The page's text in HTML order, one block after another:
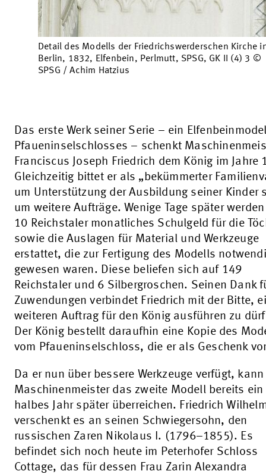
Detail des Modells der Friedrichswerderschen Kirche
Berlin, 1832, Elfenbein, Perlmutt, SPSG, GK II (4) 3 ©
SPSG / Achim Hatzius
Das erste Werk seiner Serie – ein
Pfaueninselschlosses – schenkt
Franciscus Joseph Friedrich dem König im Jahre
Gleichzeitig bittet er als „bekümmerter
um Unterstützung der Ausbildung seiner Kinder
um weitere Aufträge. Wenige Tage später
10 Reichstaler monatliches Schulgeld für die
sowie die Auslagen für Material und Werkzeuge
erstattet, die zur Fertigung des Modells
gewesen waren. Diese beliefen sich auf 149
Reichstaler und 6 Silbergroschen. Seinen Dank
Zuwendungen verbindet Friedrich mit der Bitte,
weiteren Auftrag für den König ausführen zu
Der König bestellt daraufhin eine Kopie des
vom Pfaueninselschloss, die er als Geschenk
Da er nun über bessere Werkzeuge verfügt, kann
Maschinenmeister das zweite Modell bereits ein
halbes Jahr später überreichen. Friedrich
verschenkt es an seinen Schwiegersohn, den
russischen Zaren Nikolaus I. (1796–1855). Es
befindet sich noch heute im Peterhofer Schloss
Cottage, das für dessen Frau Zarin Alexandra